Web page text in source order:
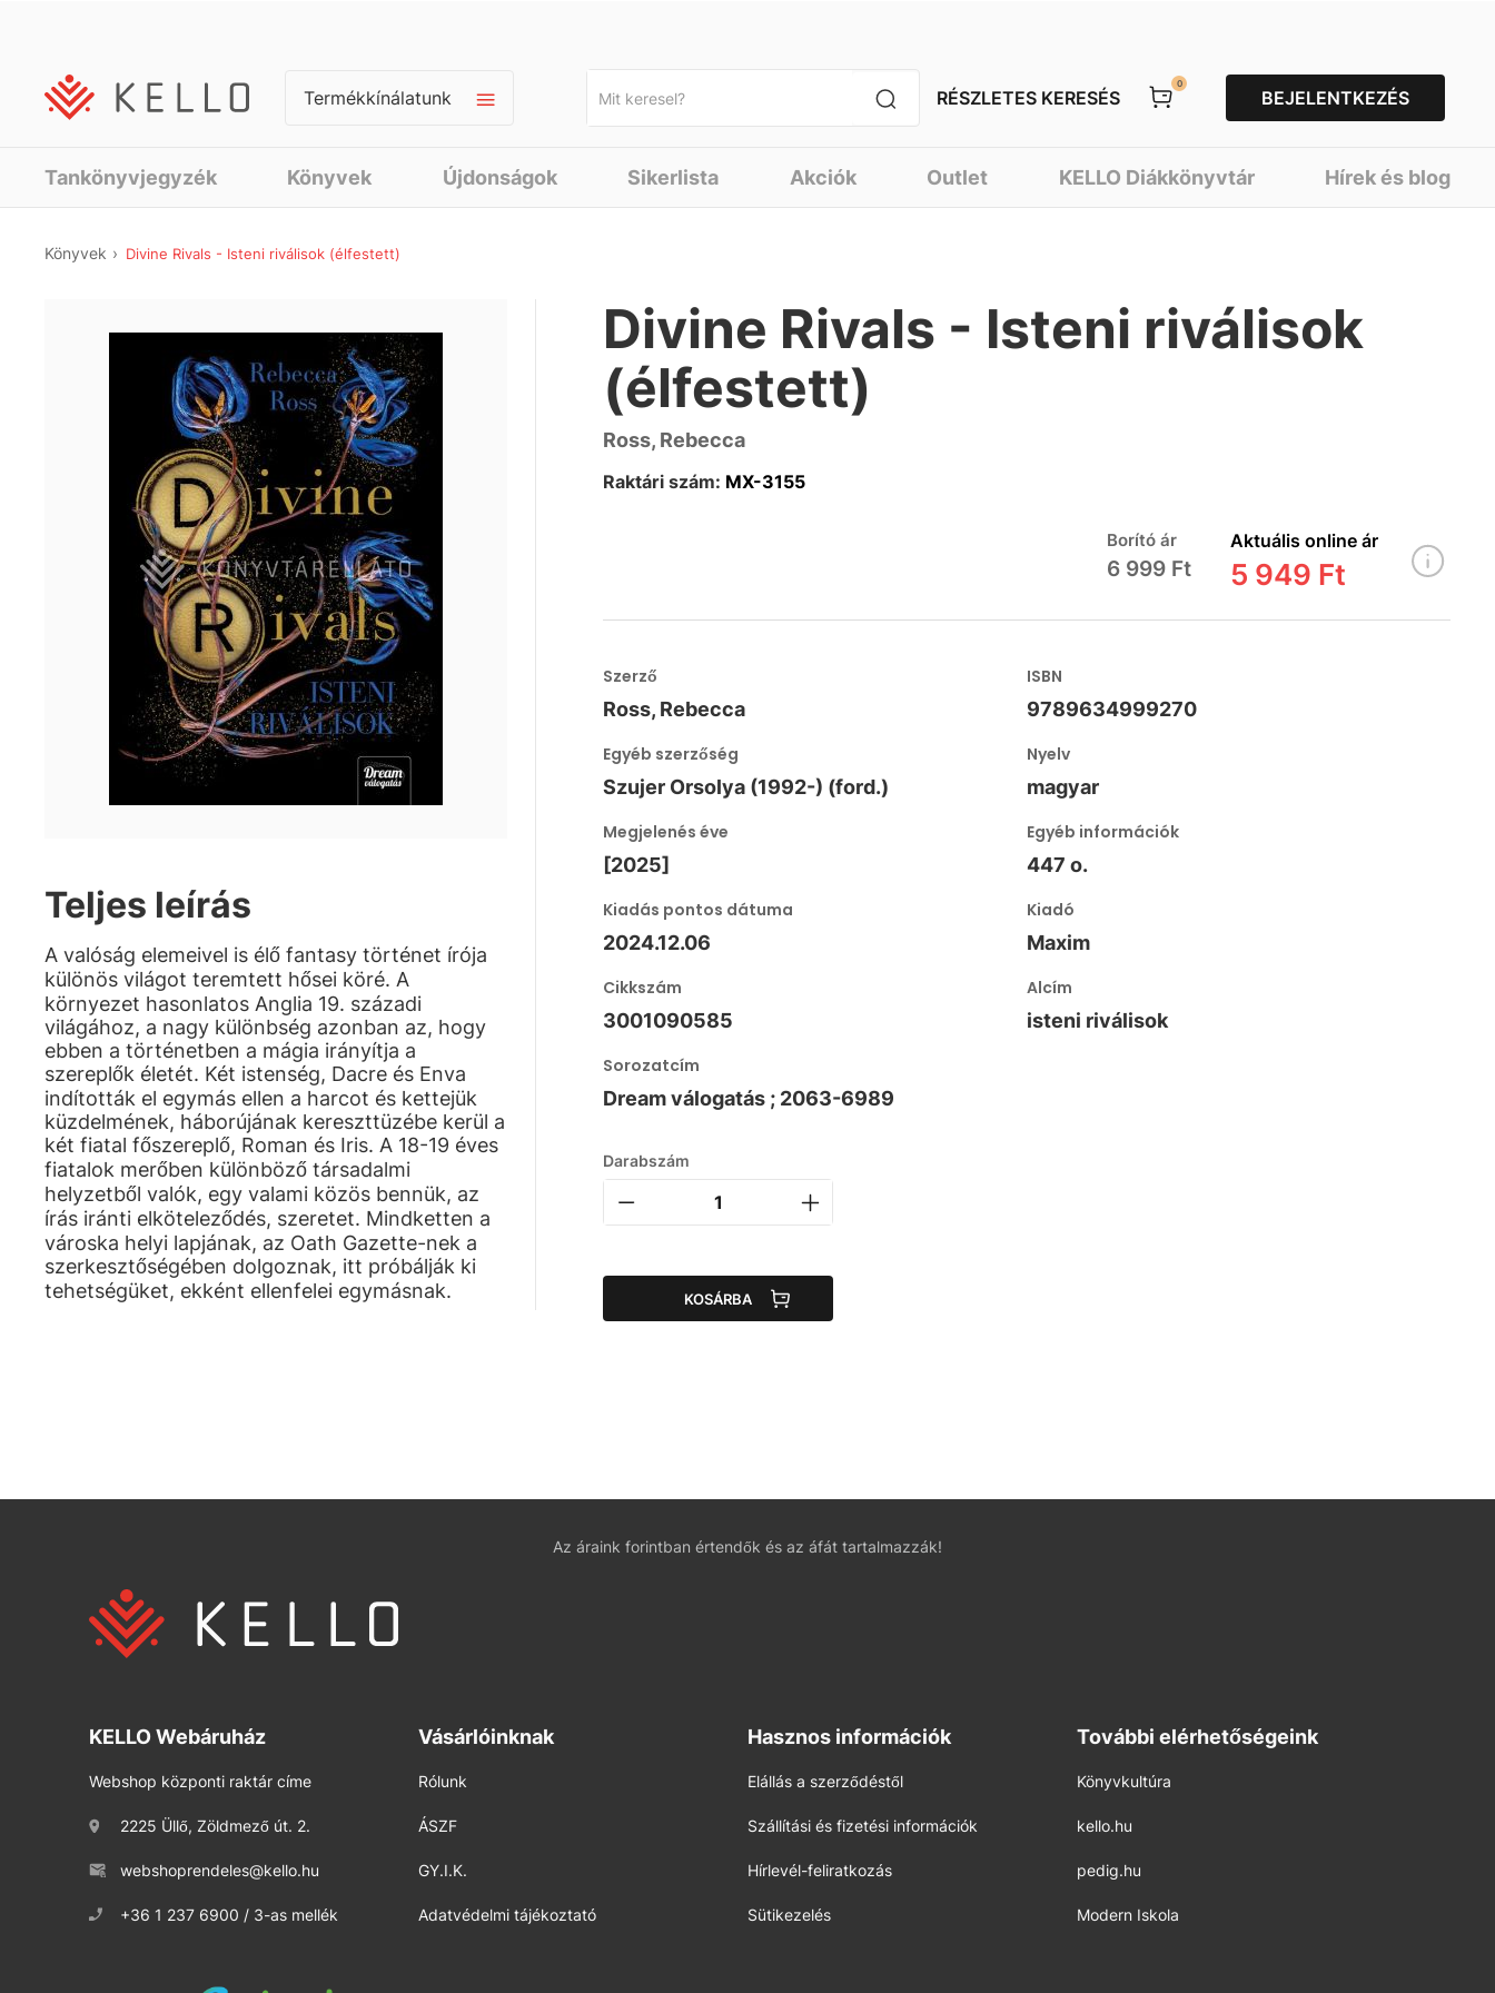
Termékkínálatunk RÉSZLETES KERESÉS
0
BEJELENTKEZÉS
Tankönyvjegyzék Könyvek Újdonságok Sikerlista Akciók Outlet KELLO Diákkönyvtár Hírek és blog
Könyvek Divine Rivals - Isteni riválisok (élfestett)
Teljes leírás
A valóság elemeivel is élő fantasy történet írója
különös világot teremtett hősei köré. A
környezet hasonlatos Anglia 19. századi
világához, a nagy különbség azonban az, hogy
ebben a történetben a mágia irányítja a
szereplők életét. Két istenség, Dacre és Enva
indították el egymás ellen a harcot és kettejük
küzdelmének, háborújának kereszttüzébe kerül a
két fiatal főszereplő, Roman és Iris. A 18-19 éves
fiatalok merőben különböző társadalmi
helyzetből valók, egy valami közös bennük, az
írás iránti elköteleződés, szeretet. Mindketten a
városka helyi lapjának, az Oath Gazette-nek a
szerkesztőségében dolgoznak, itt próbálják ki
tehetségüket, ekként ellenfelei egymásnak.
Divine Rivals - Isteni riválisok
(élfestett)
Ross, Rebecca
Raktári szám: MX-3155
Borító ár
6 999 Ft
Aktuális online ár
5 949 Ft
Szerző
Ross, Rebecca
ISBN
9789634999270
Egyéb szerzőség
Szujer Orsolya (1992-) (ford.)
Nyelv
magyar
Megjelenés éve
[2025]
Egyéb információk
447 o.
Kiadás pontos dátuma
2024.12.06
Kiadó
Maxim
Cikkszám
3001090585
Alcím
isteni riválisok
Sorozatcím
Dream válogatás ; 2063-6989
Darabszám
KOSÁRBA
Az áraink forintban értendők és az áfát tartalmazzák!
KELLO Webáruház
Webshop központi raktár címe
2225 Üllő, Zöldmező út. 2.
webshoprendeles@kello.hu
+36 1 237 6900 / 3-as mellék
Vásárlóinknak
Rólunk
ÁSZF
GY.I.K.
Adatvédelmi tájékoztató
Hasznos információk
Elállás a szerződéstől
Szállítási és fizetési információk
Hírlevél-feliratkozás
Sütikezelés
További elérhetőségeink
Könyvkultúra
kello.hu
pedig.hu
Modern Iskola